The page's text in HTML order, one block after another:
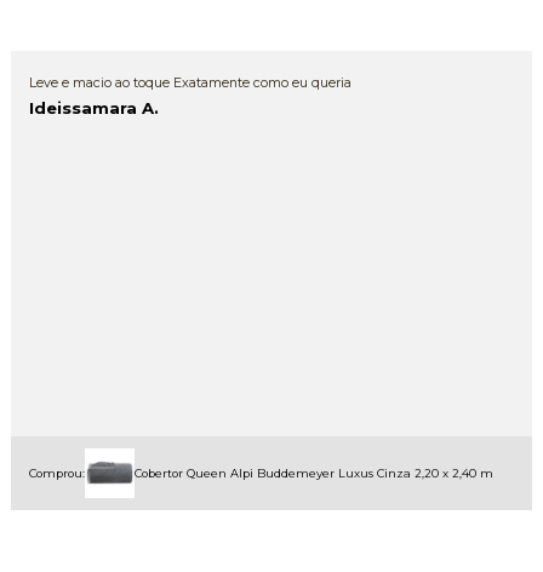
Leve e macio ao toque Exatamente como eu queria
Ideissamara A.
Comprou: Cobertor Queen Alpi Buddemeyer Luxus Cinza 2,20 x 2,40 m